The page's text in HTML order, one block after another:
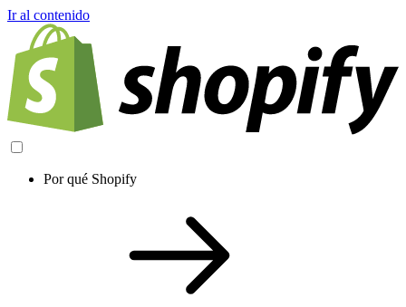
Ir al contenido
Por qué Shopify